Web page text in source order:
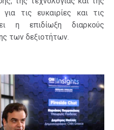
τις ευκαιρίες και τις
η επιδίωξη διαρκούς
των δεξιοτήτων.